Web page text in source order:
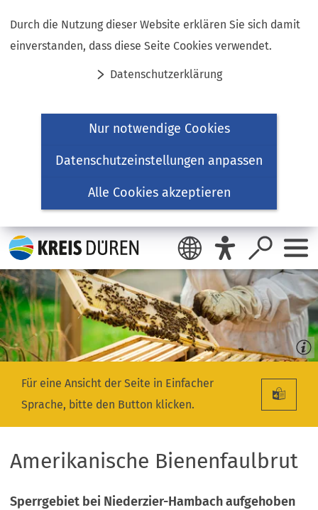
Durch die Nutzung dieser Website erklären Sie sich damit
einverstanden, dass diese Seite Cookies verwendet.
Datenschutzerklärung
Nur notwendige Cookies
Datenschutzeinstellungen anpassen
Alle Cookies akzeptieren
Inhalt anspringen
Für eine Ansicht der Seite in Einfacher
Sprache, bitte den Button klicken.
Amerikanische Bienenfaulbrut
Sperrgebiet bei Niederzier-Hambach aufgehoben